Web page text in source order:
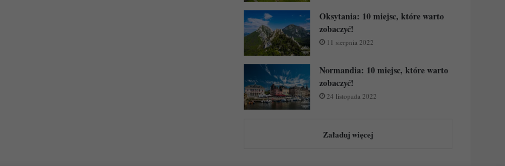
Oksytania: 10 miejsc, które warto
zobaczyć!
11 sierpnia 2022
Normandia: 10 miejsc, które warto
zobaczyć!
24 listopada 2022
Załaduj więcej